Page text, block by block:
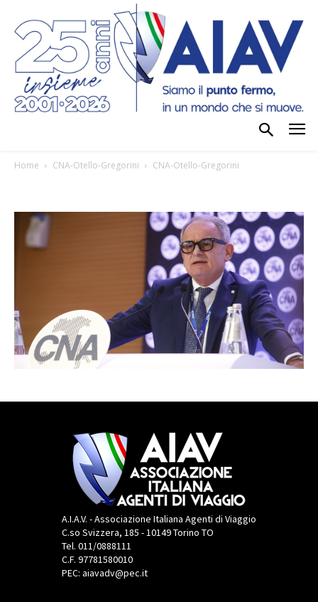
Home CNA-Otello-Gregorini CNA-Otello-Gregorini
A.I.A.V. - Associazione Italiana Agenti di Viaggio
C.so Svizzera, 185 - 10149 Torino TO
Tel. 011/0888111
C.F. 97781580010
PEC: aiavadv@pec.it